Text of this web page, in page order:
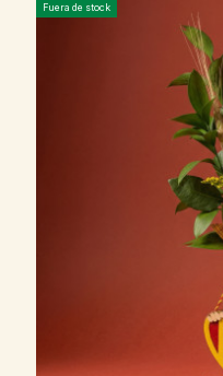
Fuera de stock